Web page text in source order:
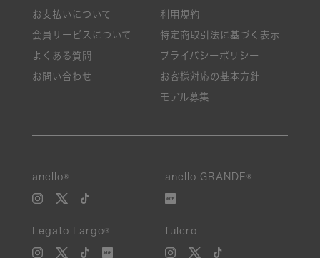
お支払いについて
会員サービスについて
よくある質問
お問い合わせ
利用規約
特定商取引法に基づく表示
プライバシーポリシー
お客様対応の基本方針
モデル募集
anello® anello GRANDE®
Legato Largo® fulcro